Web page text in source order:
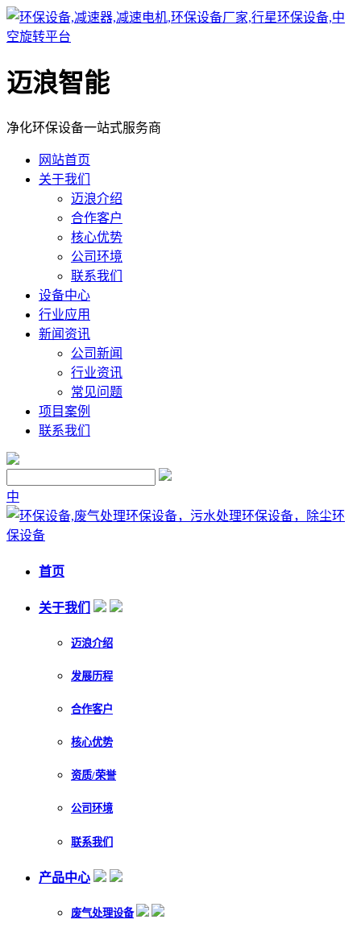
迈浪智能
净化环保设备一站式服务商
网站首页
关于我们
迈浪介绍
合作客户
核心优势
公司环境
联系我们
设备中心
行业应用
新闻资讯
公司新闻
行业资讯
常见问题
项目案例
联系我们
中
首页
关于我们
迈浪介绍
发展历程
合作客户
核心优势
资质/荣誉
公司环境
联系我们
产品中心
废气处理设备